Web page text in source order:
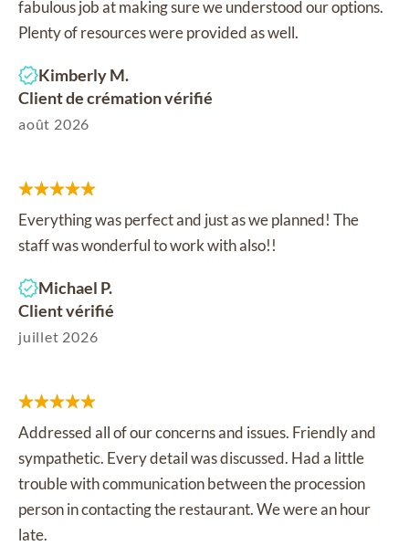
fabulous job at making sure we understood our options.
Plenty of resources were provided as well.
Kimberly M.
Client de crémation vérifié
août 2026
Everything was perfect and just as we planned! The
staff was wonderful to work with also!!
Michael P.
Client vérifié
juillet 2026
Addressed all of our concerns and issues. Friendly and
sympathetic. Every detail was discussed. Had a little
trouble with communication between the procession
person in contacting the restaurant. We were an hour
late.